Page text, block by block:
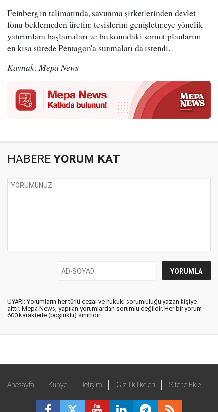
Feinberg'in talimatında, savunma şirketlerinden devlet
fonu beklemeden üretim tesislerini genişletmeye yönelik
yatırımlara başlamaları ve bu konudaki somut planlarını
en kısa sürede Pentagon'a sunmaları da istendi.
Kaynak: Mepa News
HABERE YORUM KAT
UYARI: Yorumların her türlü cezai ve hukuki sorumluluğu yazan kişiye
aittir. Mepa News, yapılan yorumlardan sorumlu değildir. Her bir yorum
600 karakterle (boşluklu) sınırlıdır.
Anasayfa Künye İletişim Gizlilik İlkeleri Sitene Ekle